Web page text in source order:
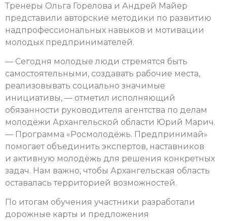
Тренеры Ольга Горелова и Андрей Майер
представили авторские методики по развитию
надпрофессиональных навыков и мотивации
молодых предпринимателей.
— Сегодня молодые люди стремятся быть
самостоятельными, создавать рабочие места,
реализовывать социально значимые
инициативы, — отметил исполняющий
обязанности руководителя агентства по делам
молодёжи Архангельской области Юрий Марич.
— Программа «Росмолодёжь. Предпринимай»
помогает объединить экспертов, наставников
и активную молодёжь для решения конкретных
задач. Нам важно, чтобы Архангельская область
оставалась территорией возможностей.
По итогам обучения участники разработали
дорожные карты и предложения